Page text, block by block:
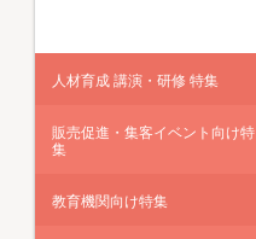
人材育成 講演・研修 特集
販売促進・集客イベント向け特
集
教育機関向け特集